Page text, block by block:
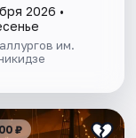
2026 •
им.
₽